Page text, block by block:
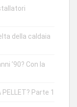
della caldaia
’90? Con la
Parte 1